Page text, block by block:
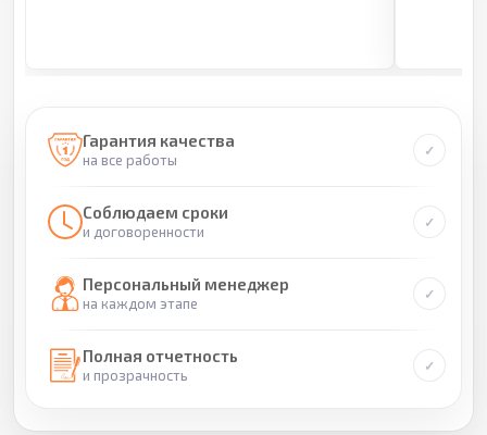
Гарантия качества
на все работы
Соблюдаем сроки
и договоренности
Персональный менеджер
на каждом этапе
Полная отчетность
и прозрачность